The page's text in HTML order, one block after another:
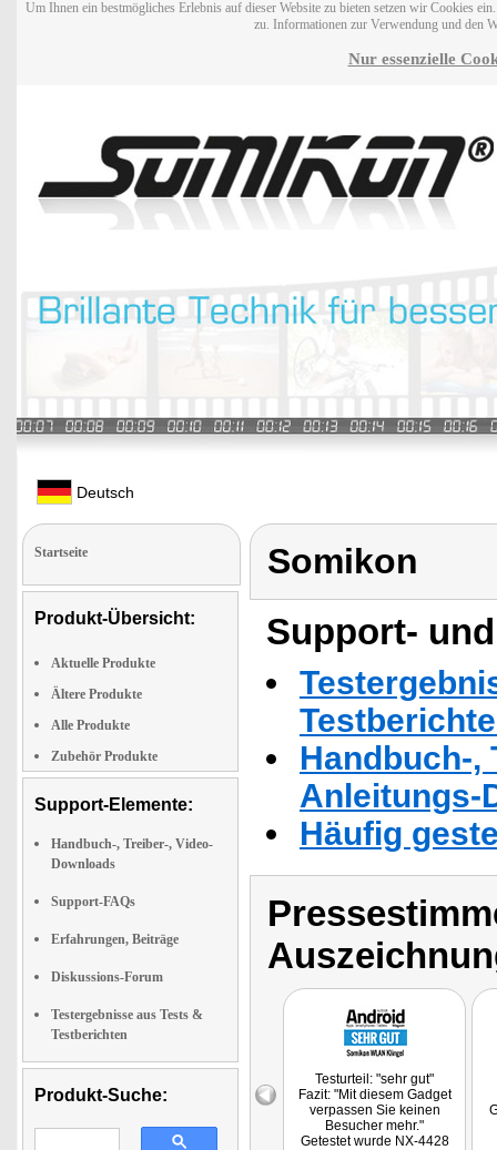
Um Ihnen ein bestmögliches Erlebnis auf dieser Website zu bieten setzen wir Cookies
zu. Informationen zur Verwendung und den
Nur essenzielle
Deutsch
Startseite
Produkt-Übersicht:
Aktuelle Produkte
Ältere Produkte
Alle Produkte
Zubehör Produkte
Support-Elemente:
Handbuch-, Treiber-, Video-
Downloads
Support-FAQs
Erfahrungen, Beiträge
Diskussions-Forum
Testergebnisse aus Tests &
Testberichten
Produkt-Suche:
Somikon
Support-
Handbuch-,
Anleitungs-
Häufig
Testurteil: "sehr gut"
Fazit: "Mit diesem Gadget
verpassen Sie keinen
Besucher mehr."
Getestet wurde NX-4428